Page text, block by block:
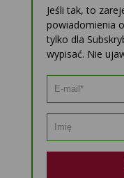
Jeśli tak, to
powiadomienia
tylko dla
wypisać. Nie